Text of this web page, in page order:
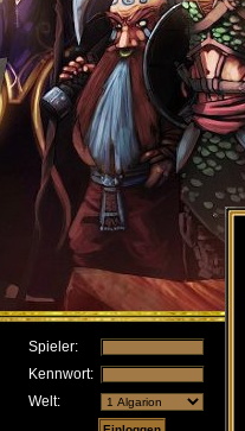
Spieler:
Kennwort:
Welt: